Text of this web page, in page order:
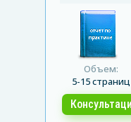
Объем:
5-15 страниц